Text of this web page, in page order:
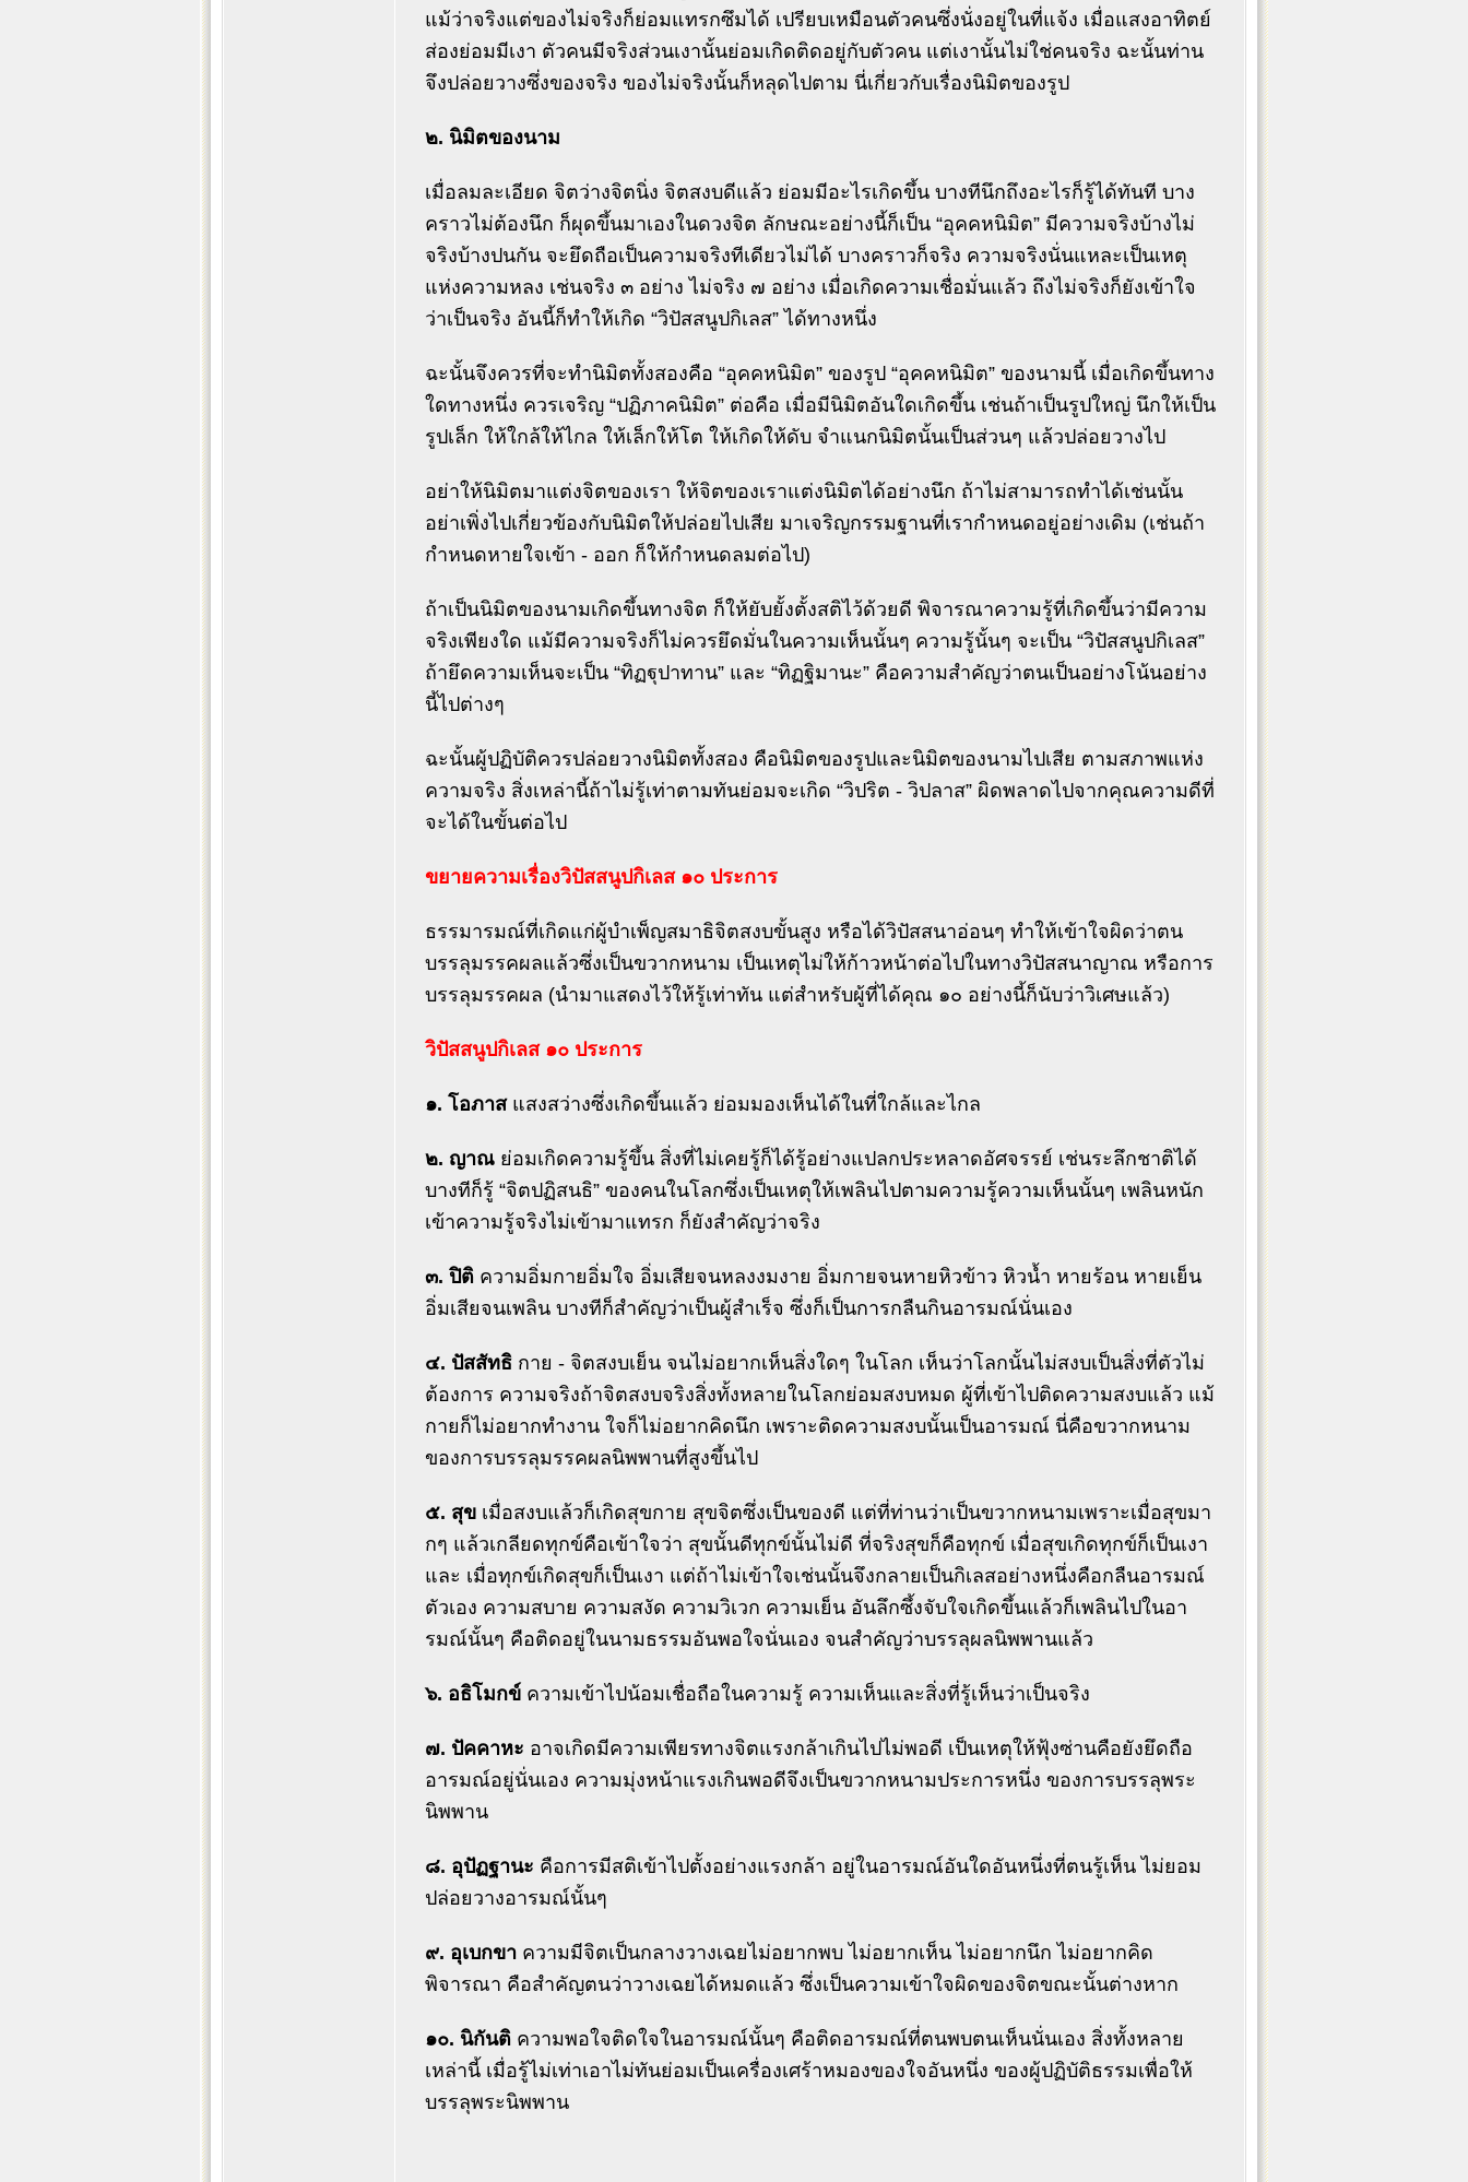
แม้ว่าจริงแต่ของไม่จริงก็ย่อมแทรกซึมได้ เปรียบเหมือนตัวคนซึ่งนั่งอยู่ในที่แจ้ง เมื่อแสงอาทิตย์
ส่องย่อมมีเงา ตัวคนมีจริงส่วนเงานั้นย่อมเกิดติดอยู่กับตัวคน แต่เงานั้นไม่ใช่คนจริง ฉะนั้นท่าน
จึงปล่อยวางซึ่งของจริง ของไม่จริงนั้นก็หลุดไปตาม นี่เกี่ยวกับเรื่องนิมิตของรูป
๒. นิมิตของนาม
เมื่อลมละเอียด จิตว่างจิตนิ่ง จิตสงบดีแล้ว ย่อมมีอะไรเกิดขึ้น บางทีนึกถึงอะไรก็รู้ได้ทันที บาง
คราวไม่ต้องนึก ก็ผุดขึ้นมาเองในดวงจิต ลักษณะอย่างนี้ก็เป็น “อุคคหนิมิต” มีความจริงบ้างไม่
จริงบ้างปนกัน จะยึดถือเป็นความจริงทีเดียวไม่ได้ บางคราวก็จริง ความจริงนั่นแหละเป็นเหตุ
แห่งความหลง เช่นจริง ๓ อย่าง ไม่จริง ๗ อย่าง เมื่อเกิดความเชื่อมั่นแล้ว ถึงไม่จริงก็ยังเข้าใจ
ว่าเป็นจริง อันนี้ก็ทำให้เกิด “วิปัสสนูปกิเลส” ได้ทางหนึ่ง
ฉะนั้นจึงควรที่จะทำนิมิตทั้งสองคือ “อุคคหนิมิต” ของรูป “อุคคหนิมิต” ของนามนี้ เมื่อเกิดขึ้นทาง
ใดทางหนึ่ง ควรเจริญ “ปฏิภาคนิมิต” ต่อคือ เมื่อมีนิมิตอันใดเกิดขึ้น เช่นถ้าเป็นรูปใหญ่ นึกให้เป็น
รูปเล็ก ให้ใกล้ให้ไกล ให้เล็กให้โต ให้เกิดให้ดับ จำแนกนิมิตนั้นเป็นส่วนๆ แล้วปล่อยวางไป
อย่าให้นิมิตมาแต่งจิตของเรา ให้จิตของเราแต่งนิมิตได้อย่างนึก ถ้าไม่สามารถทำได้เช่นนั้น
อย่าเพิ่งไปเกี่ยวข้องกับนิมิตให้ปล่อยไปเสีย มาเจริญกรรมฐานที่เรากำหนดอยู่อย่างเดิม (เช่นถ้า
กำหนดหายใจเข้า - ออก ก็ให้กำหนดลมต่อไป)
ถ้าเป็นนิมิตของนามเกิดขึ้นทางจิต ก็ให้ยับยั้งตั้งสติไว้ด้วยดี พิจารณาความรู้ที่เกิดขึ้นว่ามีความ
จริงเพียงใด แม้มีความจริงก็ไม่ควรยึดมั่นในความเห็นนั้นๆ ความรู้นั้นๆ จะเป็น “วิปัสสนูปกิเลส”
ถ้ายึดความเห็นจะเป็น “ทิฏฐุปาทาน” และ “ทิฏฐิมานะ” คือความสำคัญว่าตนเป็นอย่างโน้นอย่าง
นี้ไปต่างๆ
ฉะนั้นผู้ปฏิบัติควรปล่อยวางนิมิตทั้งสอง คือนิมิตของรูปและนิมิตของนามไปเสีย ตามสภาพแห่ง
ความจริง สิ่งเหล่านี้ถ้าไม่รู้เท่าตามทันย่อมจะเกิด “วิปริต - วิปลาส” ผิดพลาดไปจากคุณความดีที่
จะได้ในขั้นต่อไป
ขยายความเรื่องวิปัสสนูปกิเลส ๑๐ ประการ
ธรรมารมณ์ที่เกิดแก่ผู้บำเพ็ญสมาธิจิตสงบขั้นสูง หรือได้วิปัสสนาอ่อนๆ ทำให้เข้าใจผิดว่าตน
บรรลุมรรคผลแล้วซึ่งเป็นขวากหนาม เป็นเหตุไม่ให้ก้าวหน้าต่อไปในทางวิปัสสนาญาณ หรือการ
บรรลุมรรคผล (นำมาแสดงไว้ให้รู้เท่าทัน แต่สำหรับผู้ที่ได้คุณ ๑๐ อย่างนี้ก็นับว่าวิเศษแล้ว)
วิปัสสนูปกิเลส ๑๐ ประการ
๑. โอภาสแสงสว่างซึ่งเกิดขึ้นแล้ว ย่อมมองเห็นได้ในที่ใกล้และไกล
๒. ญาณย่อมเกิดความรู้ขึ้น สิ่งที่ไม่เคยรู้ก็ได้รู้อย่างแปลกประหลาดอัศจรรย์ เช่นระลึกชาติได้
บางทีก็รู้ “จิตปฏิสนธิ” ของคนในโลกซึ่งเป็นเหตุให้เพลินไปตามความรู้ความเห็นนั้นๆ เพลินหนัก
เข้าความรู้จริงไม่เข้ามาแทรก ก็ยังสำคัญว่าจริง
๓. ปิติ ความอิ่มกายอิ่มใจ อิ่มเสียจนหลงงมงาย อิ่มกายจนหายหิวข้าว หิวน้ำ หายร้อน หายเย็น
อิ่มเสียจนเพลิน บางทีก็สำคัญว่าเป็นผู้สำเร็จ ซึ่งก็เป็นการกลืนกินอารมณ์นั่นเอง
๔. ปัสสัทธิกาย - จิตสงบเย็น จนไม่อยากเห็นสิ่งใดๆ ในโลก เห็นว่าโลกนั้นไม่สงบเป็นสิ่งที่ตัวไม่
ต้องการ ความจริงถ้าจิตสงบจริงสิ่งทั้งหลายในโลกย่อมสงบหมด ผู้ที่เข้าไปติดความสงบแล้ว แม้
กายก็ไม่อยากทำงาน ใจก็ไม่อยากคิดนึก เพราะติดความสงบนั้นเป็นอารมณ์ นี่คือขวากหนาม
ของการบรรลุมรรคผลนิพพานที่สูงขึ้นไป
๕. สุขเมื่อสงบแล้วก็เกิดสุขกาย สุขจิตซึ่งเป็นของดี แต่ที่ท่านว่าเป็นขวากหนามเพราะเมื่อสุขมา
กๆ แล้วเกลียดทุกข์คือเข้าใจว่า สุขนั้นดีทุกข์นั้นไม่ดี ที่จริงสุขก็คือทุกข์ เมื่อสุขเกิดทุกข์ก็เป็นเงา
และ เมื่อทุกข์เกิดสุขก็เป็นเงา แต่ถ้าไม่เข้าใจเช่นนั้นจึงกลายเป็นกิเลสอย่างหนึ่งคือกลืนอารมณ์
ตัวเอง ความสบาย ความสงัด ความวิเวก ความเย็น อันลึกซึ้งจับใจเกิดขึ้นแล้วก็เพลินไปในอา
รมณ์นั้นๆ คือติดอยู่ในนามธรรมอันพอใจนั่นเอง จนสำคัญว่าบรรลุผลนิพพานแล้ว
๖. อธิโมกข์ความเข้าไปน้อมเชื่อถือในความรู้ ความเห็นและสิ่งที่รู้เห็นว่าเป็นจริง
๗. ปัคคาหะ อาจเกิดมีความเพียรทางจิตแรงกล้าเกินไปไม่พอดี เป็นเหตุให้ฟุ้งซ่านคือยังยึดถือ
อารมณ์อยู่นั่นเอง ความมุ่งหน้าแรงเกินพอดีจึงเป็นขวากหนามประการหนึ่ง ของการบรรลุพระ
นิพพาน
๘. อุปัฏฐานะ คือการมีสติเข้าไปตั้งอย่างแรงกล้า อยู่ในอารมณ์อันใดอันหนึ่งที่ตนรู้เห็น ไม่ยอม
ปล่อยวางอารมณ์นั้นๆ
๙. อุเบกขาความมีจิตเป็นกลางวางเฉยไม่อยากพบ ไม่อยากเห็น ไม่อยากนึก ไม่อยากคิด
พิจารณา คือสำคัญตนว่าวางเฉยได้หมดแล้ว ซึ่งเป็นความเข้าใจผิดของจิตขณะนั้นต่างหาก
๑๐. นิกันติความพอใจติดใจในอารมณ์นั้นๆ คือติดอารมณ์ที่ตนพบตนเห็นนั่นเอง สิ่งทั้งหลาย
เหล่านี้ เมื่อรู้ไม่เท่าเอาไม่ทันย่อมเป็นเครื่องเศร้าหมองของใจอันหนึ่ง ของผู้ปฏิบัติธรรมเพื่อให้
บรรลุพระนิพพาน